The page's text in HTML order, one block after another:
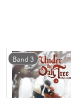
Maxi must
Remdragon
ahead.
the Oak Tree,
Band 3